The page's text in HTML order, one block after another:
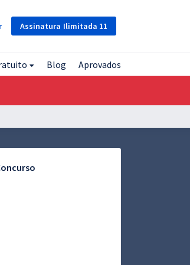
Assinatura Ilimitada 11
Blog Aprovados